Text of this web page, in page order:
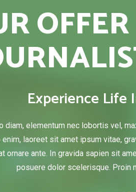
Experience Life
diam, elementum nec lobortis vel,
enim, laoreet sit amet ipsum vitae,
ornare ante. In gravida sapien sit
posuere dolor scelerisque. Proin